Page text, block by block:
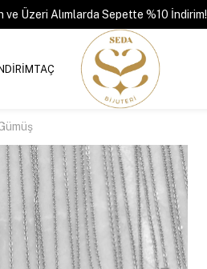
ve Üzeri Alımlarda Sepette %10 İndirim!
TAÇ